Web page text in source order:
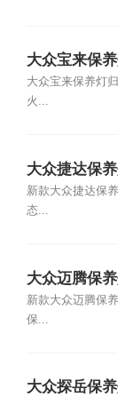
大众宝来保
灯复位清零
大众宝来保养灯
火...
大众捷达保
灯复位清零
新款大众捷达保
态...
大众迈腾保
灯复位清零
新款大众迈腾保
保...
大众探岳保